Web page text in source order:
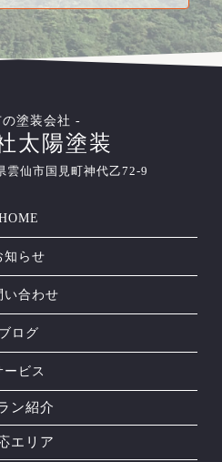
塗装会社 -
太陽塗装
仙市国見町神代乙72-9
知らせ
い合わせ
ブログ
ービス
ン紹介
エリア